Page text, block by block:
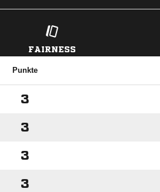
FAIRNESS
Punkte
3
3
3
3